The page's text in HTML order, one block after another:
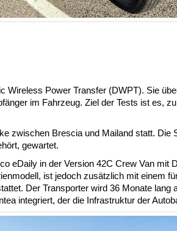
Wireless Power Transfer (DWPT). Sie
im Fahrzeug. Ziel der Tests ist es,
zwischen Brescia und Mailand statt.
gewartet.
eDaily in der Version 42C Crew Van mit
ist jedoch zusätzlich mit einem
Der Transporter wird 36 Monate
integriert, der die Infrastruktur der